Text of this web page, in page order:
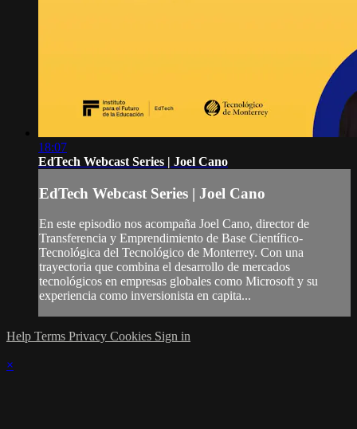
18:07
EdTech Webcast Series | Joel Cano
EdTech Webcast Series | Joel Cano
En este episodio nos acompaña Joel Cano, director de
Transferencia y Emprendimiento de Base Científico-
Tecnológica del Tecnológico de Monterrey. Con una
trayectoria que combina el desarrollo de mercados
tecnológicos en empresas globales como Microsoft y su
experiencia como inversionista en capita...
Help Terms Privacy Cookies Sign in
×